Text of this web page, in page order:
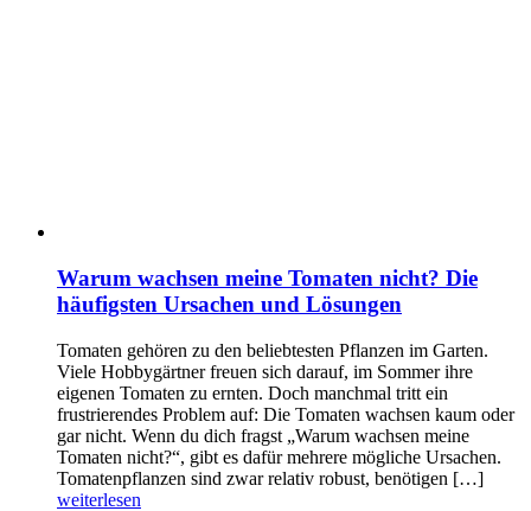
Warum wachsen meine Tomaten nicht? Die
häufigsten Ursachen und Lösungen
Tomaten gehören zu den beliebtesten Pflanzen im Garten.
Viele Hobbygärtner freuen sich darauf, im Sommer ihre
eigenen Tomaten zu ernten. Doch manchmal tritt ein
frustrierendes Problem auf: Die Tomaten wachsen kaum oder
gar nicht. Wenn du dich fragst „Warum wachsen meine
Tomaten nicht?“, gibt es dafür mehrere mögliche Ursachen.
Tomatenpflanzen sind zwar relativ robust, benötigen […]
weiterlesen